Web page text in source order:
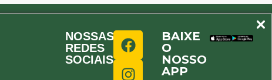
NOSSAS
REDES
SOCIAIS
BAIXE
O
NOSSO
APP